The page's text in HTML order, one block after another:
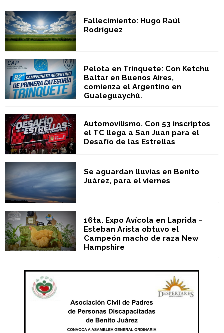
Fallecimiento: Hugo Raúl
Rodríguez
Pelota en Trinquete: Con Ketchu
Baltar en Buenos Aires,
comienza el Argentino en
Gualeguaychú.
Automovilismo. Con 53 inscriptos
el TC llega a San Juan para el
Desafío de las Estrellas
Se aguardan lluvias en Benito
Juárez, para el viernes
16ta. Expo Avícola en Laprida -
Esteban Arista obtuvo el
Campeón macho de raza New
Hampshire